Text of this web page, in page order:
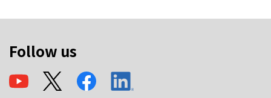
Follow us